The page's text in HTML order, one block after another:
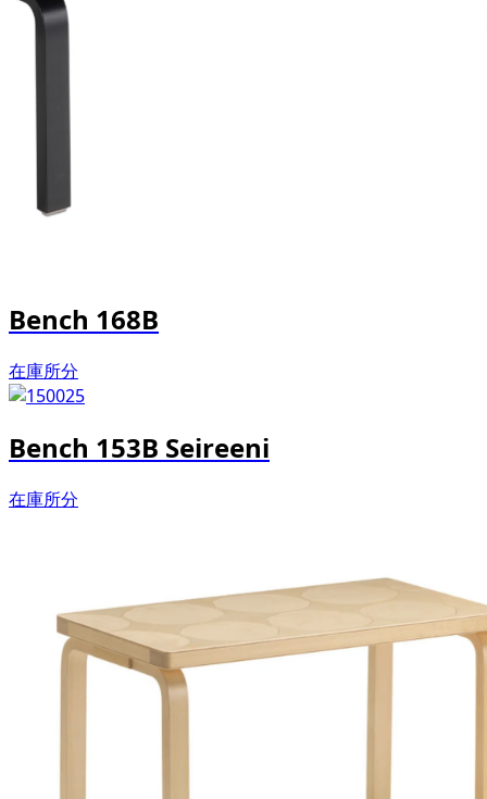
Bench 168B
在庫所分
Bench 153B Seireeni
在庫所分